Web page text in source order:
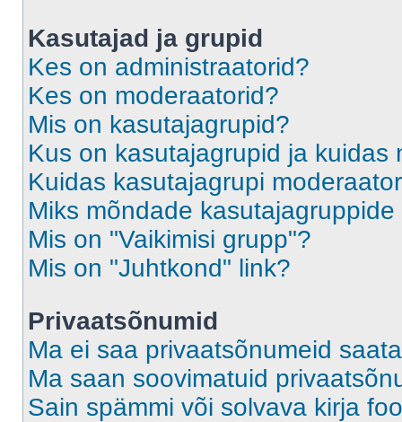
Kasutajad ja grupid
Kes on administraatorid?
Kes on moderaatorid?
Mis on kasutajagrupid?
Kus on kasutajagrupid ja kuidas
Kuidas kasutajagrupi
Miks mõndade
Mis on "Vaikimisi grupp"?
Mis on "Juhtkond" link?
Privaatsõnumid
Ma ei saa privaatsõnumeid
Ma saan soovimatuid
Sain spämmi või solvava kirja